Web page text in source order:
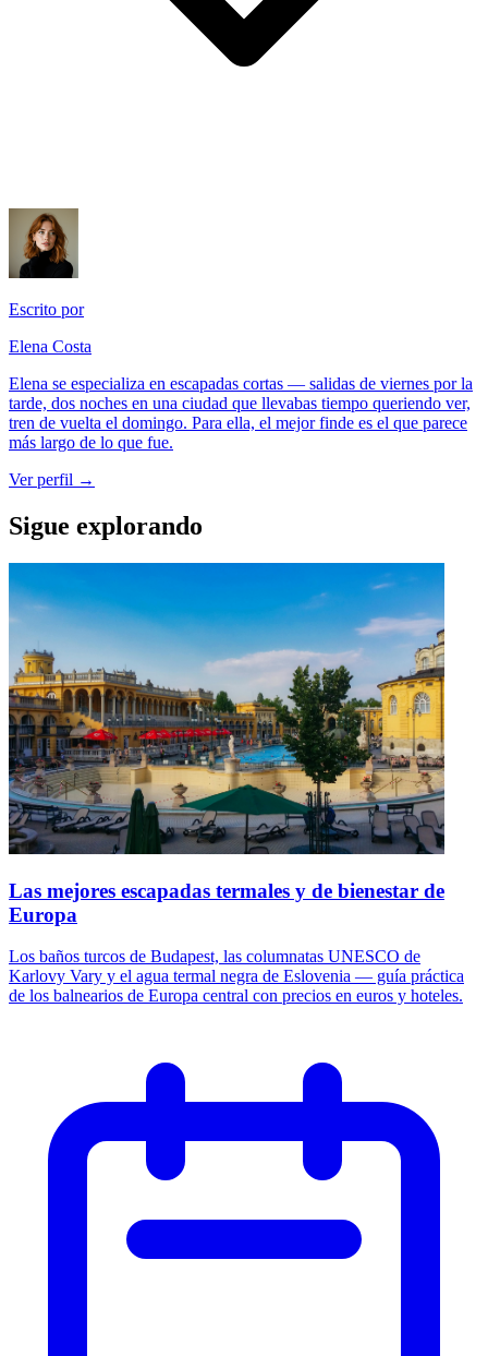
Escrito por
Elena Costa
Elena se especializa en escapadas cortas — salidas de viernes por la
tarde, dos noches en una ciudad que llevabas tiempo queriendo ver,
tren de vuelta el domingo. Para ella, el mejor finde es el que parece
más largo de lo que fue.
Ver perfil →
Sigue explorando
Las mejores escapadas termales y de bienestar de
Europa
Los baños turcos de Budapest, las columnatas UNESCO de
Karlovy Vary y el agua termal negra de Eslovenia — guía práctica
de los balnearios de Europa central con precios en euros y hoteles.